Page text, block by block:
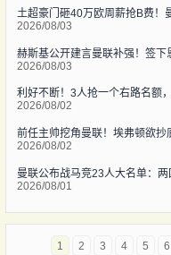
土超豪门砸40万欧周薪抢B费！
2026/08/03
赫斯基公开建言曼联补强！签
2026/08/03
利好不断！3人抢一个右路名额
2026/08/02
前任主帅挖角曼联！埃弗顿欲
2026/08/02
曼联公布战马竞23人大名单：
2026/08/01
1 2 3 4 5 6